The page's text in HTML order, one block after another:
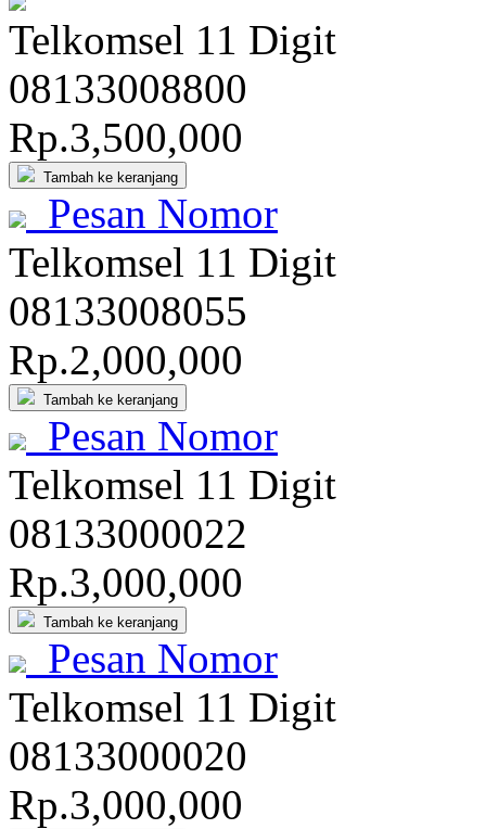
Telkomsel 11 Digit
08133008800
Rp.3,500,000
Tambah ke keranjang
Pesan Nomor
Telkomsel 11 Digit
08133008055
Rp.2,000,000
Tambah ke keranjang
Pesan Nomor
Telkomsel 11 Digit
08133000022
Rp.3,000,000
Tambah ke keranjang
Pesan Nomor
Telkomsel 11 Digit
08133000020
Rp.3,000,000